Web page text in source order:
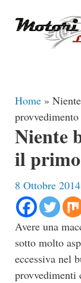
Home »
provvedimento
Niente
il
8 Ottobre 2014
Avere una
sotto molto
eccessiva nel
provvedimenti